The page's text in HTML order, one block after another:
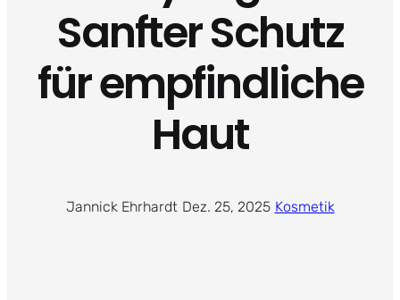
Sanfter Schutz
für empfindliche
Haut
Jannick Ehrhardt· Dez. 25, 2025· Kosmetik